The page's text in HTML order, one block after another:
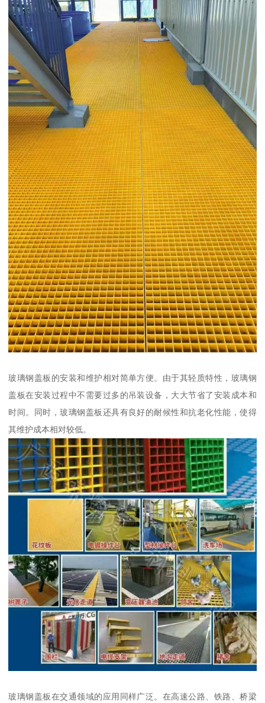
玻璃钢盖板的安装和维护相对简单方便。由于其轻质特性，玻璃钢
盖板在安装过程中不需要过多的吊装设备，大大节省了安装成本和
时间。同时，玻璃钢盖板还具有良好的耐候性和抗老化性能，使得
其维护成本相对较低。
玻璃钢盖板在交通领域的应用同样广泛。在高速公路、铁路、桥梁